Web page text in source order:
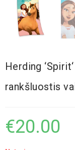
Herding
rankšluostis
€20.00